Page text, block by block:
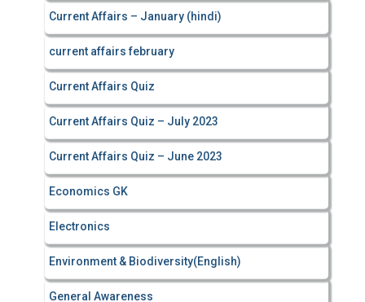
Current Affairs – January (hindi)
current affairs february
Current Affairs Quiz
Current Affairs Quiz – July 2023
Current Affairs Quiz – June 2023
Economics GK
Electronics
Environment & Biodiversity(English)
General Awareness